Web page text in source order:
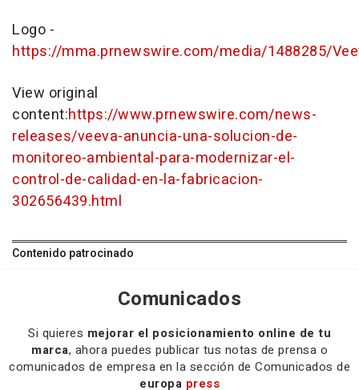
Logo -
https://mma.prnewswire.com/media/1488285/
View original
content:https://www.prnewswire.com/news-
releases/veeva-anuncia-una-solucion-de-
monitoreo-ambiental-para-modernizar-el-
control-de-calidad-en-la-fabricacion-
302656439.html
Contenido patrocinado
Comunicados
Si quieres mejorar el posicionamiento online de tu
marca, ahora puedes publicar tus notas de prensa o
comunicados de empresa en la sección de Comunicados de
europa press